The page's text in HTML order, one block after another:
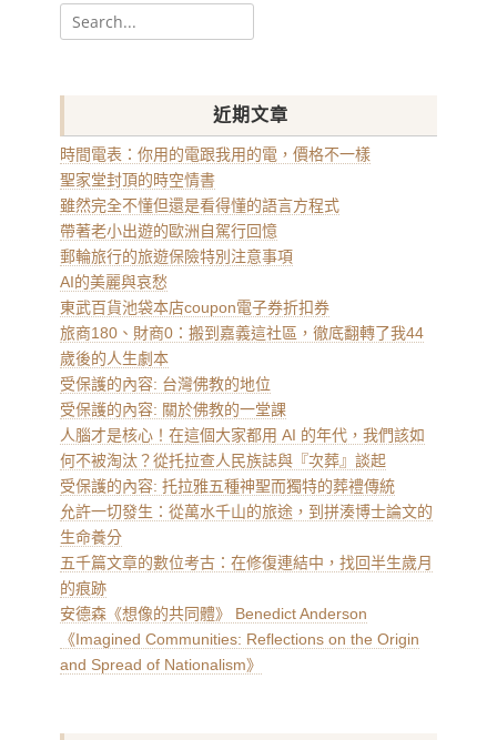
Search
for:
近期文章
時間電表：你用的電跟我用的電，價格不一樣
聖家堂封頂的時空情書
雖然完全不懂但還是看得懂的語言方程式
帶著老小出遊的歐洲自駕行回憶
郵輪旅行的旅遊保險特別注意事項
AI的美麗與哀愁
東武百貨池袋本店coupon電子券折扣券
旅商180、財商0：搬到嘉義這社區，徹底翻轉了我44
歲後的人生劇本
受保護的內容: 台灣佛教的地位
受保護的內容: 關於佛教的一堂課
人腦才是核心！在這個大家都用 AI 的年代，我們該如
何不被淘汰？從托拉查人民族誌與『次葬』談起
受保護的內容: 托拉雅五種神聖而獨特的葬禮傳統
允許一切發生：從萬水千山的旅途，到拼湊博士論文的
生命養分
五千篇文章的數位考古：在修復連結中，找回半生歲月
的痕跡
安德森《想像的共同體》 Benedict Anderson
《Imagined Communities: Reflections on the Origin
and Spread of Nationalism》